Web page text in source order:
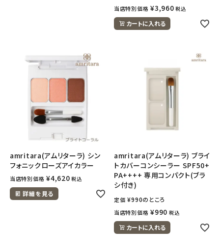
当店特別価格 ¥3,960 税込
カートに入れる
amritara(アムリターラ) シン
フォニックローズアイカラー
当店特別価格 ¥4,620 税込
詳細を見る
amritara(アムリターラ) ブライ
トカバーコンシーラー SPF50+
PA++++ 専用コンパクト(ブラ
シ付き)
定価 ¥990のところ
当店特別価格 ¥990 税込
カートに入れる